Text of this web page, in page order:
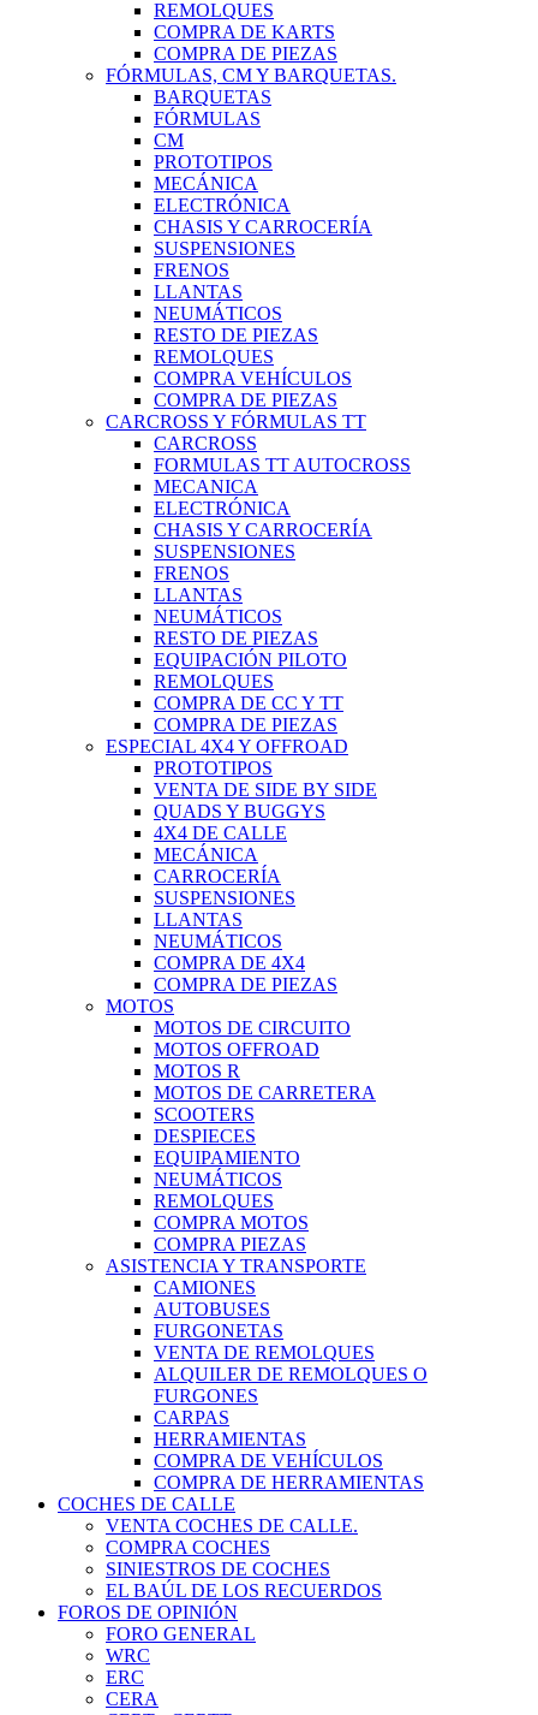
REMOLQUES
COMPRA DE KARTS
COMPRA DE PIEZAS
FÓRMULAS, CM Y BARQUETAS.
BARQUETAS
FÓRMULAS
CM
PROTOTIPOS
MECÁNICA
ELECTRÓNICA
CHASIS Y CARROCERÍA
SUSPENSIONES
FRENOS
LLANTAS
NEUMÁTICOS
RESTO DE PIEZAS
REMOLQUES
COMPRA VEHÍCULOS
COMPRA DE PIEZAS
CARCROSS Y FÓRMULAS TT
CARCROSS
FORMULAS TT AUTOCROSS
MECANICA
ELECTRÓNICA
CHASIS Y CARROCERÍA
SUSPENSIONES
FRENOS
LLANTAS
NEUMÁTICOS
RESTO DE PIEZAS
EQUIPACIÓN PILOTO
REMOLQUES
COMPRA DE CC Y TT
COMPRA DE PIEZAS
ESPECIAL 4X4 Y OFFROAD
PROTOTIPOS
VENTA DE SIDE BY SIDE
QUADS Y BUGGYS
4X4 DE CALLE
MECÁNICA
CARROCERÍA
SUSPENSIONES
LLANTAS
NEUMÁTICOS
COMPRA DE 4X4
COMPRA DE PIEZAS
MOTOS
MOTOS DE CIRCUITO
MOTOS OFFROAD
MOTOS R
MOTOS DE CARRETERA
SCOOTERS
DESPIECES
EQUIPAMIENTO
NEUMÁTICOS
REMOLQUES
COMPRA MOTOS
COMPRA PIEZAS
ASISTENCIA Y TRANSPORTE
CAMIONES
AUTOBUSES
FURGONETAS
VENTA DE REMOLQUES
ALQUILER DE REMOLQUES O
FURGONES
CARPAS
HERRAMIENTAS
COMPRA DE VEHÍCULOS
COMPRA DE HERRAMIENTAS
COCHES DE CALLE
VENTA COCHES DE CALLE.
COMPRA COCHES
SINIESTROS DE COCHES
EL BAÚL DE LOS RECUERDOS
FOROS DE OPINIÓN
FORO GENERAL
WRC
ERC
CERA